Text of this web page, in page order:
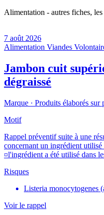
Alimentation - autres fiches, les
7 août 2026
Alimentation Viandes
Jambon cuit
dégraissé
Marque · Produits élaborés sur
Motif
Rappel préventif suite à une
concernant un ingrédient
¤l'ingrédient a été utilisé dans
Risques
Listeria monocytogenes
Voir le rappel